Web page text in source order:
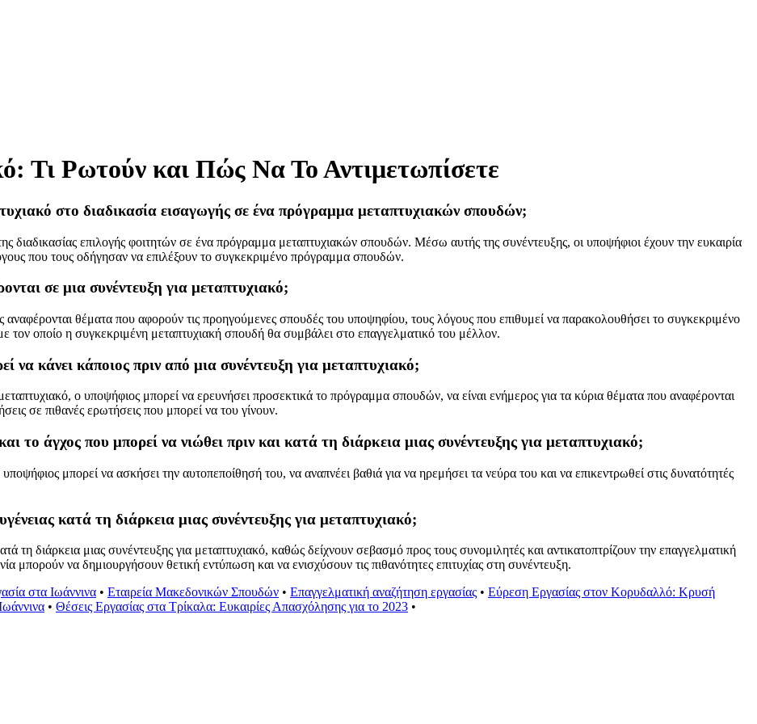
Τι Ρωτούν και Πώς Να Το Αντιμετωπίσετε
στο διαδικασία εισαγωγής σε ένα πρόγραμμα μεταπτυχιακών σπουδών;
διαδικασίας επιλογής φοιτητών σε ένα πρόγραμμα μεταπτυχιακών σπουδών. Μέσω αυτής της συνέντευξης, οι υποψήφιοι έχουν την ευκαιρία
που τους οδήγησαν να επιλέξουν το συγκεκριμένο πρόγραμμα σπουδών.
σε μια συνέντευξη για μεταπτυχιακό;
αναφέρονται θέματα που αφορούν τις προηγούμενες σπουδές του υποψηφίου, τους λόγους που επιθυμεί να παρακολουθήσει το συγκεκριμένο
τον οποίο η συγκεκριμένη μεταπτυχιακή σπουδή θα συμβάλει στο επαγγελματικό του μέλλον.
να κάνει κάποιος πριν από μια συνέντευξη για μεταπτυχιακό;
ο υποψήφιος μπορεί να ερευνήσει προσεκτικά το πρόγραμμα σπουδών, να είναι ενήμερος για τα κύρια θέματα που αναφέρονται
σε πιθανές ερωτήσεις που μπορεί να του γίνουν.
το άγχος που μπορεί να νιώθει πριν και κατά τη διάρκεια μιας συνέντευξης για μεταπτυχιακό;
μπορεί να ασκήσει την αυτοπεποίθησή του, να αναπνέει βαθιά για να ηρεμήσει τα νεύρα του και να επικεντρωθεί στις δυνατότητές
κατά τη διάρκεια μιας συνέντευξης για μεταπτυχιακό;
τη διάρκεια μιας συνέντευξης για μεταπτυχιακό, καθώς δείχνουν σεβασμό προς τους συνομιλητές και αντικατοπτρίζουν την επαγγελματική
μπορούν να δημιουργήσουν θετική εντύπωση και να ενισχύσουν τις πιθανότητες επιτυχίας στη συνέντευξη.
στα Ιωάννινα • Εταιρεία Μακεδονικών Σπουδών • Επαγγελματική αναζήτηση εργασίας • Εύρεση Εργασίας στον Κορυδαλλό: Κρυσή
• Θέσεις Εργασίας στα Τρίκαλα: Ευκαιρίες Απασχόλησης για το 2023 •